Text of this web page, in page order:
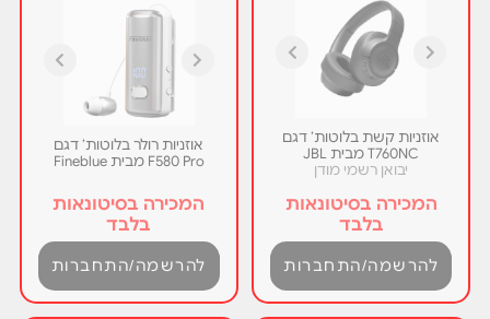
אוזניות קשת בלוטות’ דגם
T760NC מבית JBL
יבואן רשמי מודן
המכירה בסיטונאות
בלבד
להרשמה/התחברות
אוזניות רולר בלוטות’ דגם
F580 Pro מבית Fineblue
המכירה בסיטונאות
בלבד
להרשמה/התחברות